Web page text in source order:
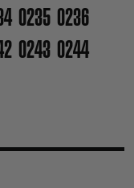
0235 0236
0243 0244